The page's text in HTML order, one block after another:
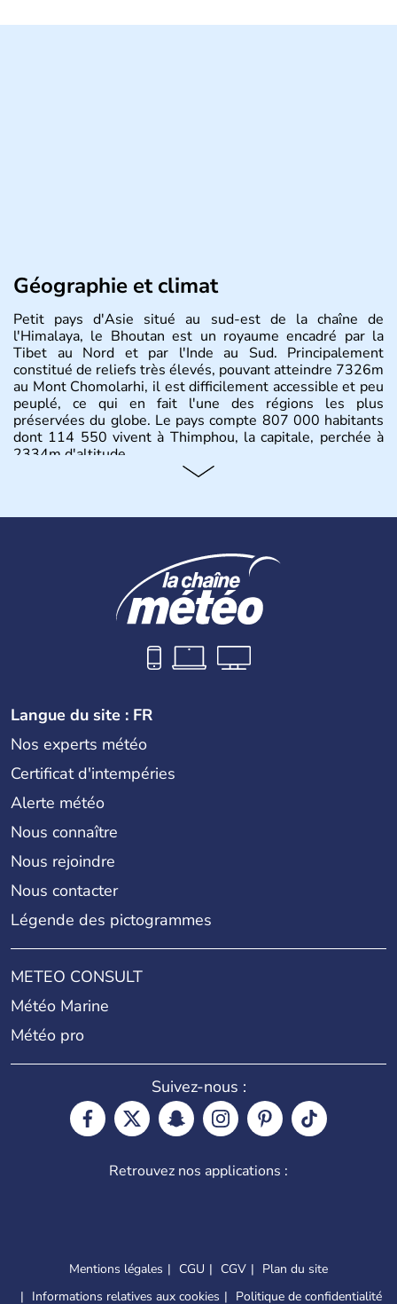
Géographie et climat
Petit pays d'Asie situé au sud-est de la chaîne de
l'Himalaya, le Bhoutan est un royaume encadré par la
Tibet au Nord et par l'Inde au Sud. Principalement
constitué de reliefs très élevés, pouvant atteindre 7326m
au Mont Chomolarhi, il est difficilement accessible et peu
peuplé, ce qui en fait l'une des régions les plus
préservées du globe. Le pays compte 807 000 habitants
dont 114 550 vivent à Thimphou, la capitale, perchée à
2334m d'altitude.
Langue du site : FR
Nos experts météo
Certificat d'intempéries
Alerte météo
Nous connaître
Nous rejoindre
Nous contacter
Légende des pictogrammes
METEO CONSULT
Météo Marine
Météo pro
Suivez-nous :
Retrouvez nos applications :
Mentions légales CGU CGV
Plan du site
Informations relatives aux cookies
Politique de confidentialité